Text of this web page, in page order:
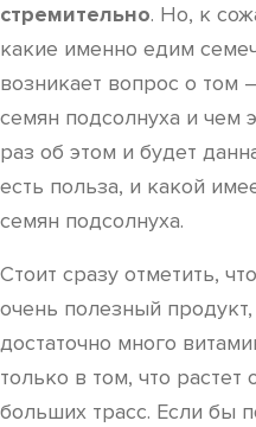
стремительно. Но, к
какие именно едим
возникает вопрос о том
семян подсолнуха и чем
раз об этом и будет
есть польза, и какой
семян подсолнуха.
Стоит сразу отметить,
очень полезный
достаточно много
только в том, что
больших трасс. Если бы